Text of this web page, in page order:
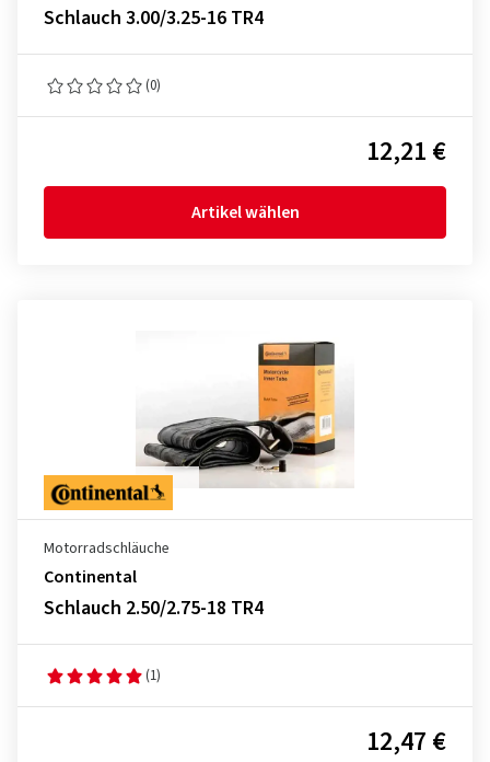
Schlauch 3.00/3.25-16 TR4
(0)
12,21 €
Artikel wählen
Motorradschläuche
Continental
Schlauch 2.50/2.75-18 TR4
(1)
12,47 €